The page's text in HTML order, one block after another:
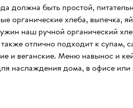
должна быть простой,
органические хлеба, выпечка,
наш ручной органический
отлично подходит к супам,
и веганские. Меню навынос и
наслаждения дома, в офисе или